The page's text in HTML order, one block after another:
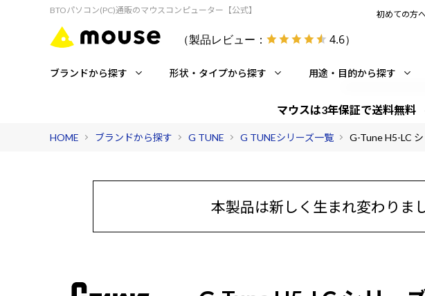
BTOパソコン(PC)通販のマウスコンピューター【公式】
（製品レビュー： 4.6）
初めての方
ブランドから探す 形状・タイプから探す 用途・目的から探す
マウスは3年保証で送料無料
HOME ブランドから探す G TUNE G TUNEシリーズ一覧 G-Tune H5-LC
本製品は新しく生まれ変わりまし